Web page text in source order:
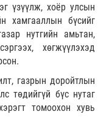
үзүүлж, хоёр улсын
хамгааллын бүсийг
нутгийн амьтан,
хөгжүүлэхэд
газрын доройтлын
төдийгүй бүс нутаг
томоохон хувь